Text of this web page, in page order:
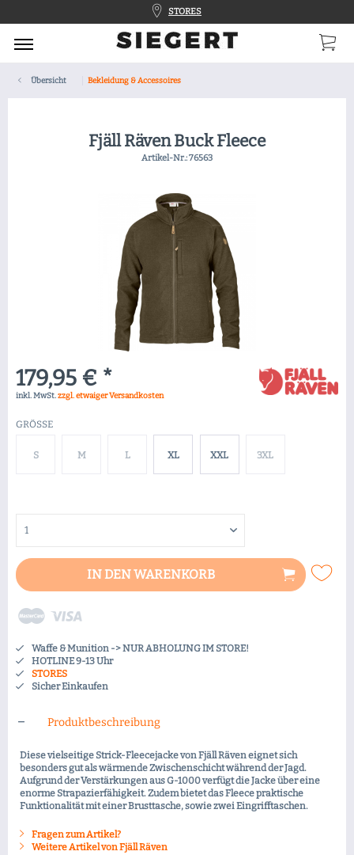
STORES
Übersicht Bekleidung & Accessoires
Fjäll Räven Buck Fleece
Artikel-Nr.:76563
179,95 € *
inkl. MwSt.zzgl. etwaiger Versandkosten
GRÖSSE
S M L XL XXL 3XL
IN DENWARENKORB
Waffe & Munition -> NUR ABHOLUNG IM STORE!
HOTLINE 9-13 Uhr
STORES
Sicher Einkaufen
Produktbeschreibung
Diese vielseitige Strick-Fleecejacke von Fjäll Räven eignet sich
besonders gut als wärmende Zwischenschicht während der Jagd.
Aufgrund der Verstärkungen aus G-1000 verfügt die Jacke über eine
enorme Strapazierfähigkeit. Zudem bietet das Fleece praktische
Funktionalität mit einer Brusttasche, sowie zwei Eingrifftaschen.
Fragen zum Artikel?
Weitere Artikel von Fjäll Räven